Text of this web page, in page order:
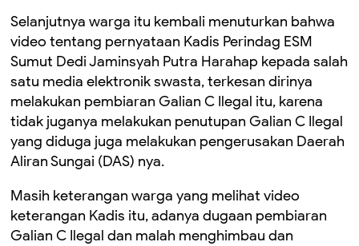
Selanjutnya warga itu kembali menuturkan bahwa
video tentang pernyataan Kadis Perindag ESM
Sumut Dedi Jaminsyah Putra Harahap kepada salah
satu media elektronik swasta, terkesan dirinya
melakukan pembiaran Galian C Ilegal itu, karena
tidak juganya melakukan penutupan Galian C Ilegal
yang diduga juga melakukan pengerusakan Daerah
Aliran Sungai (DAS) nya.
Masih keterangan warga yang melihat video
keterangan Kadis itu, adanya dugaan pembiaran
Galian C Ilegal dan malah menghimbau dan